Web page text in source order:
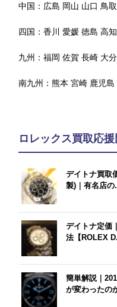
中国： 広島 岡山 山口 鳥取
四国：香川 愛媛 徳島 高知
九州：福岡 佐賀 長崎 大分
南九州：熊本 宮崎 鹿児島
ロレックス買取応
デイトナ買取
製)｜有名店の
デイトナ定価
法【ROLEX
簡単解説｜
が変わったの